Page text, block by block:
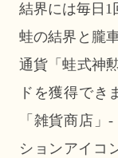
結界には毎日1
蛙の結界と朧
通貨「蛙式神
ドを獲得でき
「雑貨商店
ションアイコ